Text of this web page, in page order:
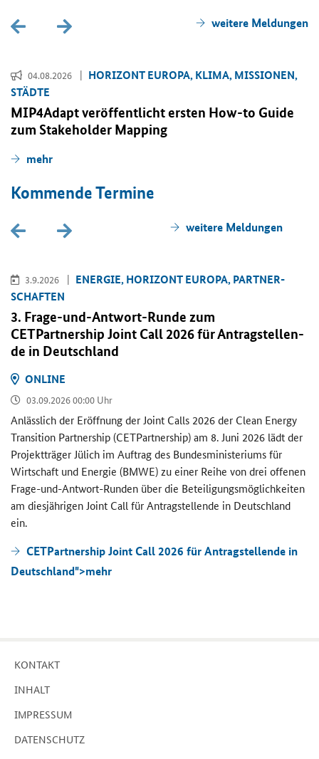
wei­te­re Mel­dun­gen
04.08.2026
HO­RI­ZONT EU­RO­PA, KLIMA, MIS­SIO­NEN,
STÄD­TE
MIP4Adapt ver­öf­fent­licht ers­ten How-to Guide
zum Stakeholder Mapping
mehr
Kom­men­de Ter­mi­ne
wei­te­re Mel­dun­gen
3.9.2026
EN­ER­GIE, HO­RI­ZONT EU­RO­PA, PART­NER­
SCHAF­TEN
3. Frage-​und-Antwort-Runde zum
CETPartnership Joint Call 2026 für An­trag­stel­len­
de in Deutsch­land
ON­LINE
03.09.2026 00:00 Uhr
An­läss­lich der Er­öff­nung derJoint Calls 2026 der Clean Energy
Transition Partnership (CETPartnership)am 8. Juni 2026 lädt der
Pro­jekt­trä­ger Jü­lich im Auf­trag des Bun­des­mi­nis­te­ri­ums für
Wirt­schaft und En­er­gie (BMWE) zu einer Reihe von drei of­fe­nen
Frage-​und-Antwort-Runden über die Be­tei­li­gungs­mög­lich­kei­ten
am dies­jäh­ri­genJoint Callfür An­trag­stel­len­de in Deutsch­land
ein.
CETPartnership Joint Call 2026 für Antragstellende in
Deutschland">mehr
KON­TAKT
IN­HALT
IM­PRES­SUM
DA­TEN­SCHUTZ